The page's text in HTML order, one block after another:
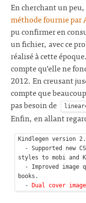
En cherchant un
méthode fournie par
pu confirmer en
un fichier, avec ce
réalisé à cette
compte qu’elle ne
2012. En creusant
compte que
pas besoin de
Enfin, en allant
Kindlegen version
styles to mobi and
books.
  -
Dual cover